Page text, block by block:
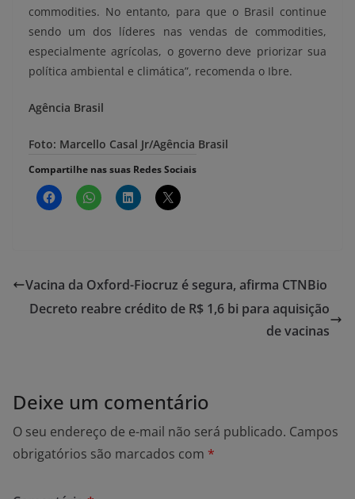
commodities. No entanto, para que o Brasil continue
sendo um dos líderes nas vendas de commodities,
especialmente agrícolas, o governo deve priorizar sua
política ambiental e climática”, recomenda o Ibre.
Agência Brasil
Foto: Marcello Casal Jr/Agência Brasil
Compartilhe nas suas Redes Sociais
Vacina da Oxford-Fiocruz é segura, afirma CTNBio
Decreto reabre crédito de R$ 1,6 bi para aquisição
de vacinas
Deixe um comentário
O seu endereço de e-mail não será publicado. Campos
obrigatórios são marcados com *